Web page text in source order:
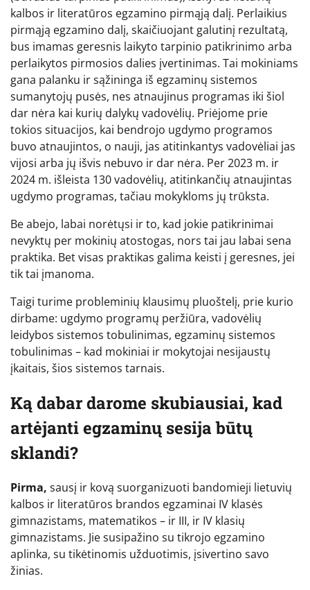
kalbos ir literatūros egzamino pirmąją dalį. Perlaikius
pirmąją egzamino dalį, skaičiuojant galutinį rezultatą,
bus imamas geresnis laikyto tarpinio patikrinimo arba
perlaikytos pirmosios dalies įvertinimas. Tai mokiniams
gana palanku ir sąžininga iš egzaminų sistemos
sumanytojų pusės, nes atnaujinus programas iki šiol
dar nėra kai kurių dalykų vadovėlių. Priėjome prie
tokios situacijos, kai bendrojo ugdymo programos
buvo atnaujintos, o nauji, jas atitinkantys vadovėliai jas
vijosi arba jų išvis nebuvo ir dar nėra. Per 2023 m. ir
2024 m. išleista 130 vadovėlių, atitinkančių atnaujintas
ugdymo programas, tačiau mokykloms jų trūksta.
Be abejo, labai norėtųsi ir to, kad jokie patikrinimai
nevyktų per mokinių atostogas, nors tai jau labai sena
praktika. Bet visas praktikas galima keisti į geresnes, jei
tik tai įmanoma.
Taigi turime probleminių klausimų pluoštelį, prie kurio
dirbame: ugdymo programų peržiūra, vadovėlių
leidybos sistemos tobulinimas, egzaminų sistemos
tobulinimas – kad mokiniai ir mokytojai nesijaustų
įkaitais, šios sistemos tarnais.
Ką dabar darome skubiausiai, kad
artėjanti egzaminų sesija būtų
sklandi?
Pirma, sausį ir kovą suorganizuoti bandomieji lietuvių
kalbos ir literatūros brandos egzaminai IV klasės
gimnazistams, matematikos – ir III, ir IV klasių
gimnazistams. Jie susipažino su tikrojo egzamino
aplinka, su tikėtinomis užduotimis, įsivertino savo
žinias.